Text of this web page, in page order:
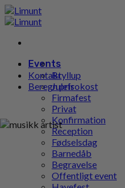
Gå
til
Events
Bryllup
Julefrokost
Firmafest
Privat
Konfirmation
Reception
Fødselsdag
Barnedåb
Begravelse
Offentligt event
Kontakt
Beregn pris